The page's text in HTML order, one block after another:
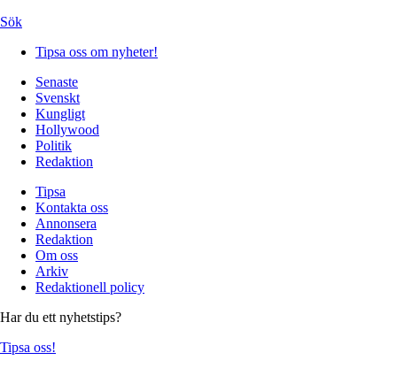
Sök
Tipsa oss om nyheter!
Senaste
Svenskt
Kungligt
Hollywood
Politik
Redaktion
Tipsa
Kontakta oss
Annonsera
Redaktion
Om oss
Arkiv
Redaktionell policy
Har du ett nyhetstips?
Tipsa oss!